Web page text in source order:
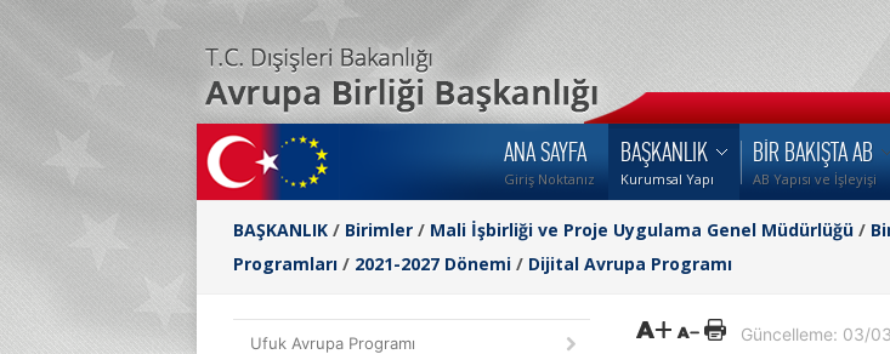
ANA SAYFA
Giriş Noktanız
BAŞKANLIK
Kurumsal Yapı
BİR BAKIŞTA AB
AB Yapısı ve İşleyişi
BAŞKANLIK / Birimler / Mali İşbirliği ve Proje Uygulama Genel Müdürlüğü /
Programları / 2021-2027 Dönemi / Dijital Avrupa Programı
Ufuk Avrupa Programı Güncelleme: 03/